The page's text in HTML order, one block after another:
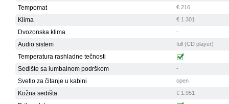
Tempomat
€ 216
Klima € 1.301
Dvozonska klima -
Audio sistem full (CD player)
Temperatura rashladne tečnosti
Sedište sa lumbalnom podrškom
-
Svetlo za čitanje u kabini open
Kožna sedišta € 1.951